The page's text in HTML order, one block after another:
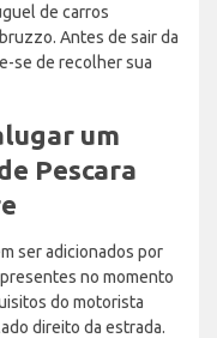
de carros
Antes de sair da
se de recolher sua
um
Pescara
ser adicionados por
no momento
do motorista
direito da estrada.